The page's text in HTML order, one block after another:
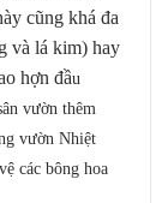
cũng khá đa
và lá kim) hay
hợn đầu
vườn thêm
vườn Nhiệt
các bông hoa